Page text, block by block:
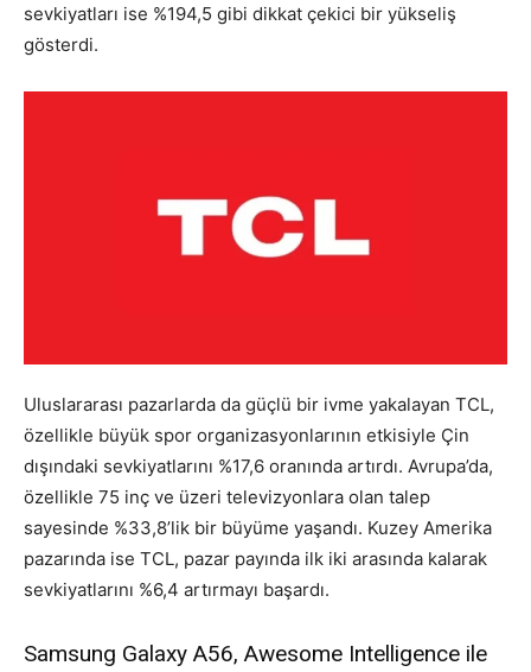
sevkiyatları ise %194,5 gibi dikkat çekici bir yükseliş
gösterdi.
Uluslararası pazarlarda da güçlü bir ivme yakalayan TCL,
özellikle büyük spor organizasyonlarının etkisiyle Çin
dışındaki sevkiyatlarını %17,6 oranında artırdı. Avrupa’da,
özellikle 75 inç ve üzeri televizyonlara olan talep
sayesinde %33,8’lik bir büyüme yaşandı. Kuzey Amerika
pazarında ise TCL, pazar payında ilk iki arasında kalarak
sevkiyatlarını %6,4 artırmayı başardı.
Samsung Galaxy A56, Awesome Intelligence ile